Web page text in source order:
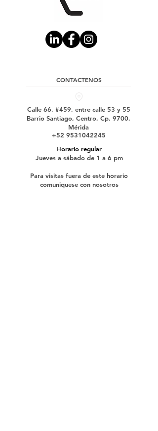
CONTACTENOS
Calle 66, #459, entre calle 53 y 55
Barrio Santiago, Centro, Cp. 9700,
Mérida
+52 9531042245
Horario regular
Jueves a sábado de 1 a 6 pm
Para visitas fuera de este horario
comuniquese con nosotros